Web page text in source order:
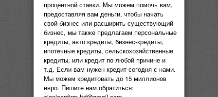
процентной ставки. Мы можем помочь вам,
предоставляя вам деньги, чтобы начать
свой бизнес или расширить существующий
бизнес, мы также предлагаем персональные
кредиты, авто кредиты, бизнес-кредиты,
ипотечные кредиты, сельскохозяйственные
кредиты, или кредит по любой причине и
т.д. Если вам нужен кредит сегодня с нами.
Мы можем кредитовать до 15 миллионов
евро. Пишите нам обратиться: